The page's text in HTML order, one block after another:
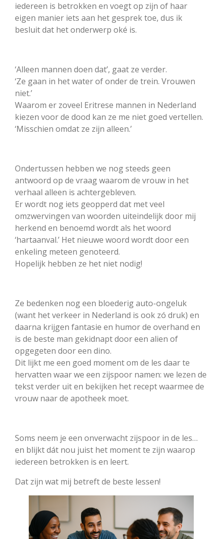
iedereen is betrokken en voegt op zijn of haar
eigen manier iets aan het gesprek toe, dus ik
besluit dat het onderwerp oké is.
‘Alleen mannen doen dat’, gaat ze verder.
‘Ze gaan in het water of onder de trein. Vrouwen
niet.’
Waarom er zoveel Eritrese mannen in Nederland
kiezen voor de dood kan ze me niet goed vertellen.
‘Misschien omdat ze zijn alleen.’
Ondertussen hebben we nog steeds geen
antwoord op de vraag waarom de vrouw in het
verhaal alleen is achtergebleven.
Er wordt nog iets geopperd dat met veel
omzwervingen van woorden uiteindelijk door mij
herkend en benoemd wordt als het woord
‘hartaanval.’ Het nieuwe woord wordt door een
enkeling meteen genoteerd.
Hopelijk hebben ze het niet nodig!
Ze bedenken nog een bloederig auto-ongeluk
(want het verkeer in Nederland is ook zó druk) en
daarna krijgen fantasie en humor de overhand en
is de beste man gekidnapt door een alien of
opgegeten door een dino.
Dit lijkt me een goed moment om de les daar te
hervatten waar we een zijspoor namen: we lezen de
tekst verder uit en bekijken het recept waarmee de
vrouw naar de apotheek moet.
Soms neem je een onverwacht zijspoor in de les…
en blijkt dát nou juist het moment te zijn waarop
iedereen betrokken is en leert.
Dat zijn wat mij betreft de beste lessen!